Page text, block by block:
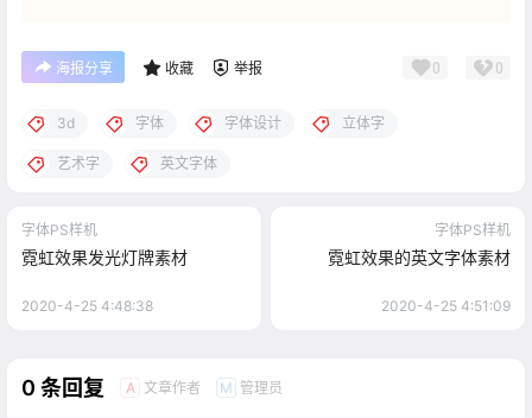
海报分享 收藏 举报 0 0
3d 字体 字体设计 立体字
艺术字 英文字体
字体PS样机
霓虹效果发光灯牌素材
2020-4-25 4:48:38
字体PS样机
霓虹效果的英文字体素材
2020-4-25 4:51:09
0 条回复 A 文章作者 M 管理员